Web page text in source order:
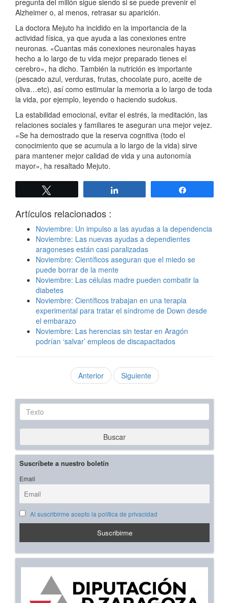
pregunta del millón sigue siendo si se puede prevenir el
Alzheimer o, al menos, retrasar su aparición.
La doctora Mejuto ha incidido en la importancia de la
actividad física, ya que ayuda a las conexiones entre
neuronas. «Cuantas más conexiones neuronales hayas
hecho a lo largo de tu vida mejor preparado tienes el
cerebro», ha dicho. También la nutrición es importante
(pescado azul, verduras, frutas, chocolate puro, aceite de
oliva…etc), así como estimular la memoria a lo largo de toda
la vida, por ejemplo, leyendo o haciendo sudokus.
La estabilidad emocional, evitar el estrés, la meditación, las
relaciones sociales y familiares te aseguran una mejor vejez.
«Se ha demostrado que la reserva cognitiva (todo el
conocimiento que se acumula a lo largo de la vida) sirve
para mantener mejor calidad de vida y una autonomía
mayor», ha resaltado Mejuto.
Artículos relacionados :
Noviembre: Un impulso a las ayudas a la dependencia
Noviembre: Las nuevas ayudas a dependientes
aragoneses están casi paralizadas
Noviembre: Científicos aseguran que el miedo se
puede borrar de la mente
Noviembre: Las células madre pueden combatir la
diabetes
Noviembre: Científicos trabajan en una terapia
experimental para tratar el síndrome de Down desde
el embarazo
Noviembre: Las herencias sin testar en Aragón
podrían ‘salvar’ empleos de discapacitados
Anterior Siguiente
Texto
Buscar
Suscríbete a nuestro boletín
Email
Al suscribirme acepto la política de privacidad